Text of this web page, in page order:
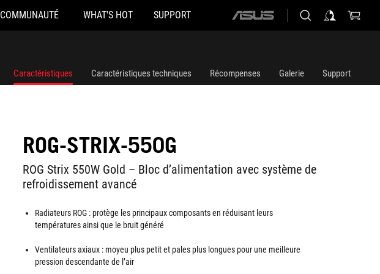
COMMUNAUTÉ WHAT'S HOT SUPPORT
ASUS
Caractéristiques Caractéristiques techniques Récompenses Galerie Support
ROG-STRIX-550G
ROG Strix 550W Gold – Bloc d’alimentation avec système de
refroidissement avancé
Radiateurs ROG : protège les principaux composants en réduisant leurs
températures ainsi que le bruit généré
Ventilateurs axiaux : moyeu plus petit et pales plus longues pour une meilleure
pression descendante de l’air